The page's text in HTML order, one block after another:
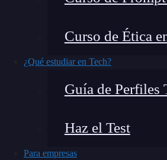
Curso de Ética
¿Qué estudiar en Tech?
Guía de Perfiles
Haz el Test
Para empresas
la pantalla de la consola
comandos completamente
Es unaherramientabásica